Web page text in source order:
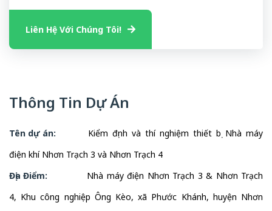
Liên Hệ Với Chúng Tôi!
Thông Tin Dự Án
Tên dự án:
Kiểm định và thí nghiệm thiết bị Nhà máy
điện khí Nhơn Trạch 3 và Nhơn Trạch 4
Địa Điểm:
Nhà máy điện Nhơn Trạch 3 & Nhơn Trạch
4, Khu công nghiệp Ông Kèo, xã Phước Khánh, huyện Nhơn